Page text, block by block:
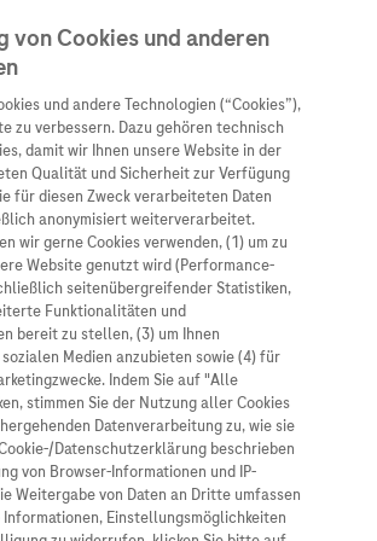
Unternehmen
Übersicht
Wer wir sind
Was uns antreibt
Unsere Standorte
Roche Stories
Events
Innovation
Übersicht
Forschung
Personalisierte
Digitalisierung
Blog Zukunftslabor
Übersicht
Unser Service für
Informationen zu
Diagnostik ist
Klinische Studien
Arzneimittel
Übersicht
Arzneimittel A-Z
Roche Pipeline
Roche Fachportal
Diagnostik
Kontakt
Presse
Karriere
GmbH überzeugt die Jury als
von Cookies und anderen
und andere Technologien (“Cookies”),
zu verbessern. Dazu gehören technisch
damit wir Ihnen unsere Website in der
Qualität und Sicherheit zur Verfügung
für diesen Zweck verarbeiteten Daten
anonymisiert weiterverarbeitet.
wir gerne Cookies verwenden, (1) um zu
Website genutzt wird (Performance-
seitenübergreifender Statistiken,
Funktionalitäten und
bereit zu stellen, (3) um Ihnen
Medien anzubieten sowie (4) für
Indem Sie auf "Alle
stimmen Sie der Nutzung aller Cookies
Datenverarbeitung zu, wie sie
Datenschutzerklärung beschrieben
von Browser-Informationen und IP-
Weitergabe von Daten an Dritte umfassen
Einstellungsmöglichkeiten